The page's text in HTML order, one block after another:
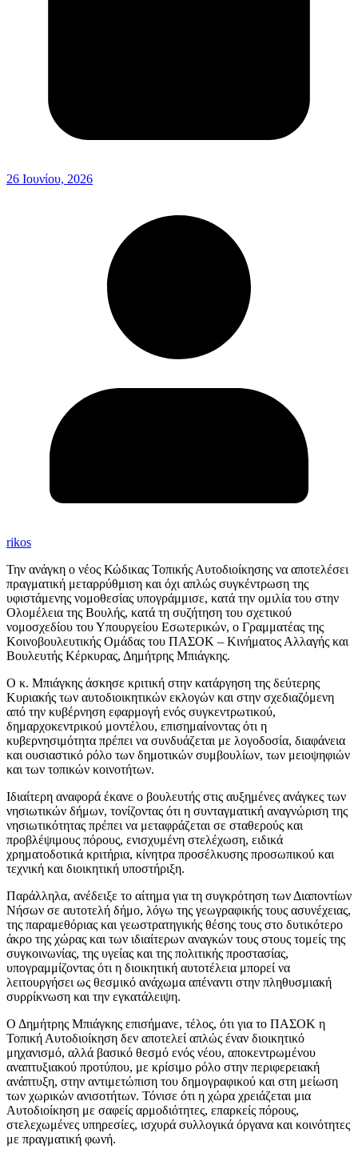
26 Ιουνίου, 2026
rikos
Την ανάγκη ο νέος Κώδικας Τοπικής Αυτοδιοίκησης να αποτελέσει
πραγματική μεταρρύθμιση και όχι απλώς συγκέντρωση της
υφιστάμενης νομοθεσίας υπογράμμισε, κατά την ομιλία του στην
Ολομέλεια της Βουλής, κατά τη συζήτηση του σχετικού
νομοσχεδίου του Υπουργείου Εσωτερικών, ο Γραμματέας της
Κοινοβουλευτικής Ομάδας του ΠΑΣΟΚ – Κινήματος Αλλαγής και
Βουλευτής Κέρκυρας, Δημήτρης Μπιάγκης.
Ο κ. Μπιάγκης άσκησε κριτική στην κατάργηση της δεύτερης
Κυριακής των αυτοδιοικητικών εκλογών και στην σχεδιαζόμενη
από την κυβέρνηση εφαρμογή ενός συγκεντρωτικού,
δημαρχοκεντρικού μοντέλου, επισημαίνοντας ότι η
κυβερνησιμότητα πρέπει να συνδυάζεται με λογοδοσία, διαφάνεια
και ουσιαστικό ρόλο των δημοτικών συμβουλίων, των μειοψηφιών
και των τοπικών κοινοτήτων.
Ιδιαίτερη αναφορά έκανε ο βουλευτής στις αυξημένες ανάγκες των
νησιωτικών δήμων, τονίζοντας ότι η συνταγματική αναγνώριση της
νησιωτικότητας πρέπει να μεταφράζεται σε σταθερούς και
προβλέψιμους πόρους, ενισχυμένη στελέχωση, ειδικά
χρηματοδοτικά κριτήρια, κίνητρα προσέλκυσης προσωπικού και
τεχνική και διοικητική υποστήριξη.
Παράλληλα, ανέδειξε το αίτημα για τη συγκρότηση των Διαποντίων
Νήσων σε αυτοτελή δήμο, λόγω της γεωγραφικής τους ασυνέχειας,
της παραμεθόριας και γεωστρατηγικής θέσης τους στο δυτικότερο
άκρο της χώρας και των ιδιαίτερων αναγκών τους στους τομείς της
συγκοινωνίας, της υγείας και της πολιτικής προστασίας,
υπογραμμίζοντας ότι η διοικητική αυτοτέλεια μπορεί να
λειτουργήσει ως θεσμικό ανάχωμα απέναντι στην πληθυσμιακή
συρρίκνωση και την εγκατάλειψη.
Ο Δημήτρης Μπιάγκης επισήμανε, τέλος, ότι για το ΠΑΣΟΚ η
Τοπική Αυτοδιοίκηση δεν αποτελεί απλώς έναν διοικητικό
μηχανισμό, αλλά βασικό θεσμό ενός νέου, αποκεντρωμένου
αναπτυξιακού προτύπου, με κρίσιμο ρόλο στην περιφερειακή
ανάπτυξη, στην αντιμετώπιση του δημογραφικού και στη μείωση
των χωρικών ανισοτήτων. Τόνισε ότι η χώρα χρειάζεται μια
Αυτοδιοίκηση με σαφείς αρμοδιότητες, επαρκείς πόρους,
στελεχωμένες υπηρεσίες, ισχυρά συλλογικά όργανα και κοινότητες
με πραγματική φωνή.